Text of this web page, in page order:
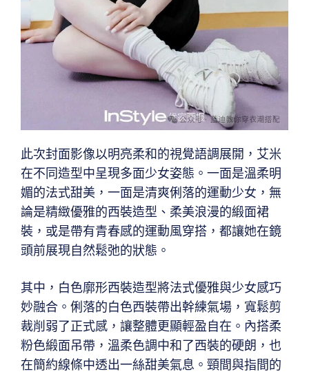
此次封面影像以明亮柔和的視覺語調展開，艾米
在不同造型中呈現多面少女姿態。一面是溫柔明
媚的法式甜美，一面是清爽俐落的運動少女，無
論是精緻優雅的西裝造型、柔美浪漫的緞面裙
裝，或是帶有青春感的運動風穿搭，都讓她在鏡
頭前展現自然鬆弛的狀態。
其中，白色廓形西裝造型將法式優雅與少女感巧
妙融合。俐落的白色西裝帶出幹練氣場，寬鬆剪
裁削弱了正式感，讓整體更顯輕盈自在。內搭柔
粉色緞面吊帶，溫柔色調中和了西裝的硬朗，也
在簡約線條中透出一絲甜美氣息。頸間與指間的